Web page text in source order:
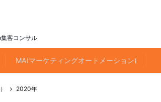
客コンサル
MA(マーケティングオートメーション)
2020年